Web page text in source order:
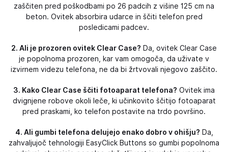
zaščiten pred poškodbami po 26 padcih z višine 125 cm na
beton. Ovitek absorbira udarce in ščiti telefon pred
posledicami padcev.
2. Ali je prozoren ovitek Clear Case? Da, ovitek Clear Case
je popolnoma prozoren, kar vam omogoča, da uživate v
izvirnem videzu telefona, ne da bi žrtvovali njegovo zaščito.
3. Kako Clear Case ščiti fotoaparat telefona? Ovitek ima
dvignjene robove okoli leče, ki učinkovito ščitijo fotoaparat
pred praskami, ko telefon postavite na trdo površino.
4. Ali gumbi telefona delujejo enako dobro v ohišju? Da,
zahvaljujoč tehnologiji EasyClick Buttons so gumbi popolnoma